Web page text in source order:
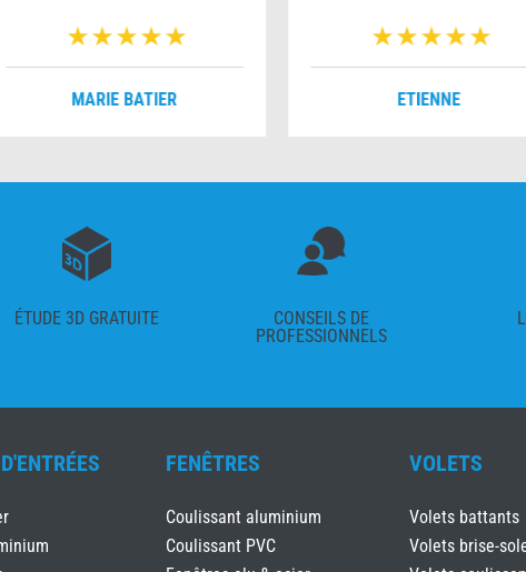
MARIE BATIER ETIENNE
ÉTUDE 3D GRATUITE
CONSEILS DE
PROFESSIONNELS
FENÊTRES
Coulissant aluminium
Coulissant PVC
VOLETS
Volets battants
Volets brise-